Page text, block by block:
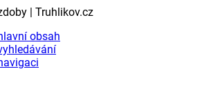
| Truhlikov.cz
obsah